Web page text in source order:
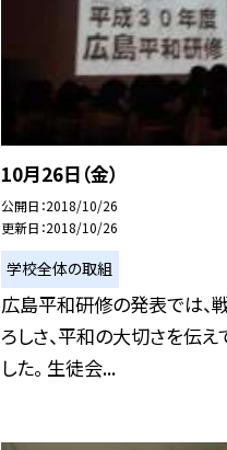
10月26日（金）
公開日 2018/10/26
更新日 2018/10/26
学校全体の取組
広島平和研修の発表では、
ろしさ、平和の大切さを伝え
した。 生徒会...